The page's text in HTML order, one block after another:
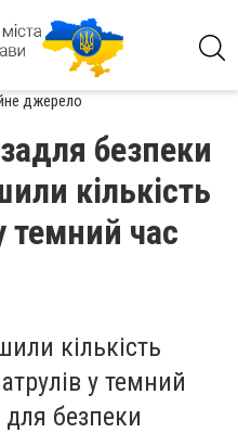
джерело
безпеки
кількість
темний час
кількість
у темний
безпеки